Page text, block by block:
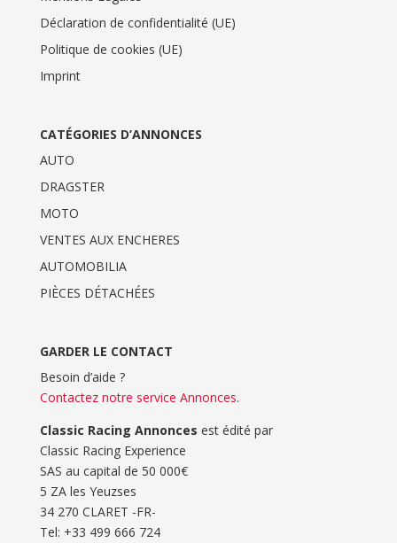
Déclaration de confidentialité (UE)
Politique de cookies (UE)
Imprint
CATÉGORIES D’ANNONCES
AUTO
DRAGSTER
MOTO
VENTES AUX ENCHERES
AUTOMOBILIA
PIÈCES DÉTACHÉES
GARDER LE CONTACT
Besoin d’aide ?
Contactez notre service Annonces.
Classic Racing Annonces est édité par
Classic Racing Experience
SAS au capital de 50 000€
5 ZA les Yeuzses
34 270 CLARET -FR-
Tel: ‭+33 499 666 724‬